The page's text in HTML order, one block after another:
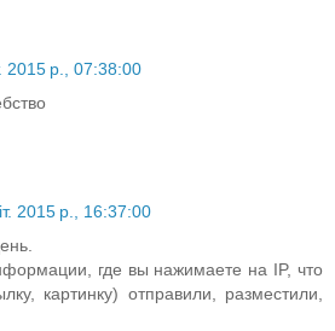
2015 р., 07:38:00
2015 р., 16:37:00
где вы нажимаете на IP, что
картинку) отправили, разместили,